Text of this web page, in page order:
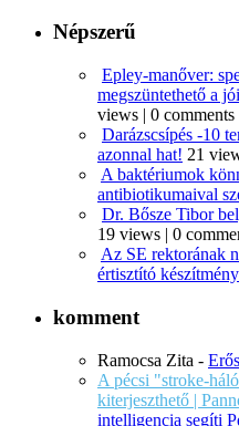
Népszerű
Epley-manőver:
megszüntethető a
views | 0 comments
Darázscsípés -10
azonnal hat! 21
A baktériumok
antibiotikumaival
Dr. Bősze Tibor
19 views | 0
Az SE rektorának
értisztító
komment
Ramocsa Zita -
A pécsi "stroke-
kiterjeszthető |
intelligencia segíti